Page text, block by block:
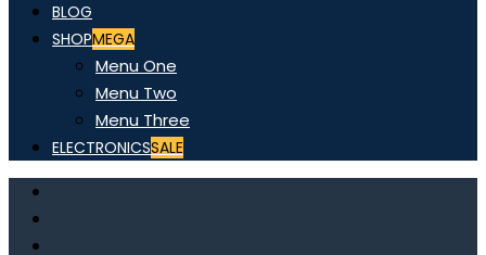
BLOG
SHOPMEGA
Menu One
Menu Two
Menu Three
ELECTRONICSSALE